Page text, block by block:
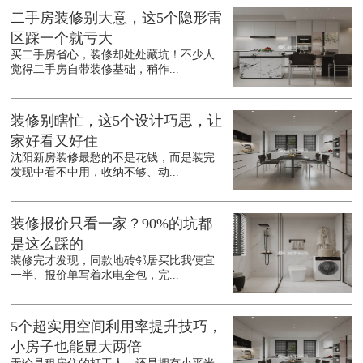
二手房装修别大意，这5个隐形雷
区踩一个就亏大
买二手房省心，装修却处处藏坑！不少人
觉得二手房自带装修基础，稍作...
装修别瞎忙，这5个设计巧思，让
家好看又好住
沈阳新房装修最愁的不是花钱，而是装完
发现中看不中用，收纳不够、动...
装修报价只看一家？90%的坑都
是这么踩的
装修完才发现，同款地砖邻居买比我便宜
一半、报价单写着水电全包，完...
5个超实用空间利用率提升技巧，
小房子也能显大两倍